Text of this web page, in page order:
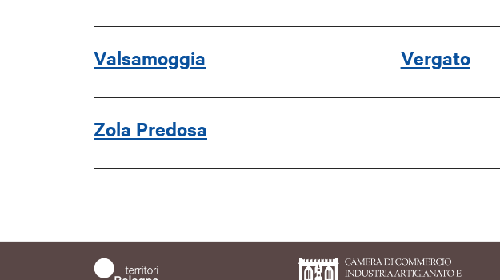
Valsamoggia Vergato
Zola Predosa